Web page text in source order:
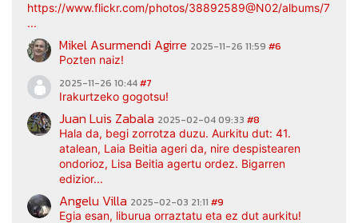
https://www.flickr.com/photos/38892589@N02/albums/
...
Mikel Asurmendi Agirre 2025-11-26 11:59 #6
Pozten naiz!
2025-11-26 10:44#7
Irakurtzeko gogotsu!
Juan Luis Zabala 2025-02-04 09:33 #8
Hala da, begi zorrotza duzu. Aurkitu dut: 41.
atalean, Laia Beitia ageri da, nire despistearen
ondorioz, Lisa Beitia agertu ordez. Bigarren
edizior...
Angelu Villa 2025-02-03 21:11 #9
Egia esan, liburua orraztatu eta ez dut aurkitu!